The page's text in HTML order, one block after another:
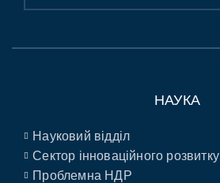
НАУКА
Науковий відділ
Сектор інноваційного розвитку
Проблемна НДР